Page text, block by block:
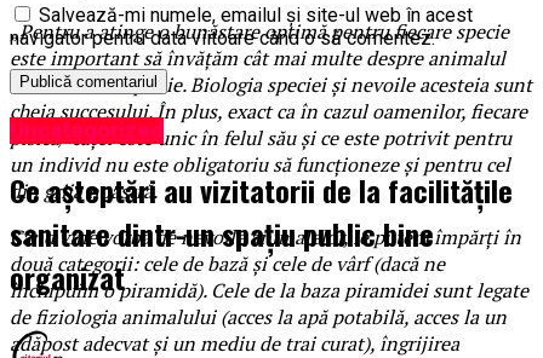
„Pentru a atinge o bunăstare optimă pentru fiecare specie
este important să învățăm cât mai multe despre animalul
nostru de companie. Biologia speciei și nevoile acesteia sunt
cheia succesului. În plus, exact ca în cazul oamenilor, fiecare
pisică/ cățel este unic în felul său și ce este potrivit pentru
un individ nu este obligatoriu să funcționeze și pentru cel
din grija noastră.
Când vine vorba de nevoile animalelor, le putem împărți în
două categorii: cele de bază și cele de vârf (dacă ne
închipuim o piramidă). Cele de la baza piramidei sunt legate
de fiziologia animalului (acces la apă potabilă, acces la un
adăpost adecvat și un mediu de trai curat), îngrijirea
Salvează-mi numele, emailul și site-ul web în acest
navigator pentru data viitoare când o să comentez.
Uncategorized
Ce așteptări au vizitatorii de la facilitățile
sanitare dintr-un spațiu public bine
organizat